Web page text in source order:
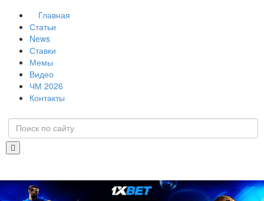
Главная
Статьи
News
Ставки
Мемы
Видео
ЧМ 2026
Контакты